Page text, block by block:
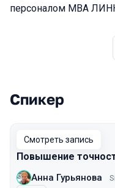
персоналом MBA
Выступления
Спикер
Смотреть запись
Повышение
Анна Гурьянова